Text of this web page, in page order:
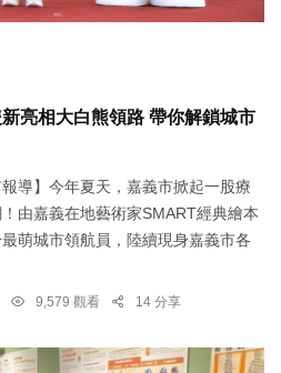
亮相大白熊領路 帶你解鎖城市
導】今年夏天，嘉義市掀起一股療
由嘉義在地藝術家SMART經典繪本
萌城市領航員，陸續現身嘉義市各
9,579 觀看 14 分享